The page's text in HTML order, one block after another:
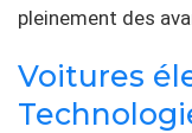
pleinement des
Voitures